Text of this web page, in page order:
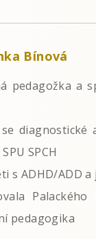
Bínová
pedagožka a
diagnostické
SPCH
s ADHD/ADD
pedagogika